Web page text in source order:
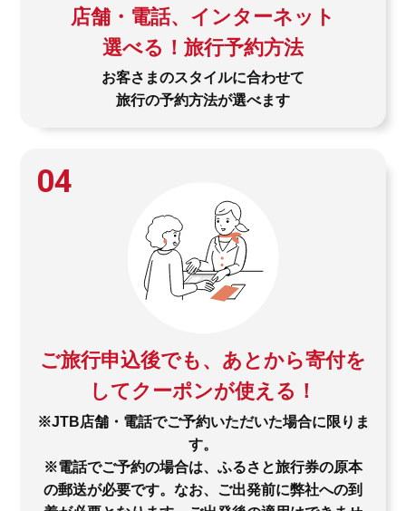
店舗・電話、インターネット
選べる！旅行予約方法
お客さまのスタイルに合わせて
旅行の予約方法が選べます
04
ご旅行申込後でも、あとから寄付を
してクーポンが使える！
※JTB店舗・電話でご予約いただいた場合に限りま
す。
※電話でご予約の場合は、ふるさと旅行券の原本
の郵送が必要です。なお、ご出発前に弊社への到